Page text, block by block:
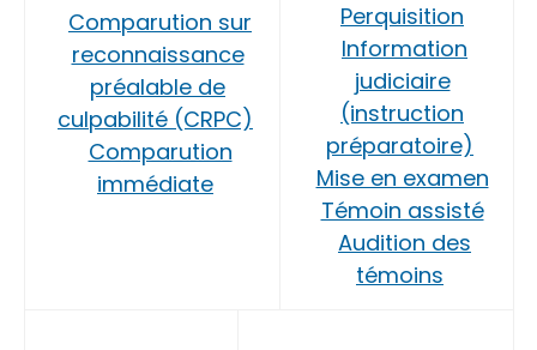
Comparution sur
reconnaissance
préalable de
culpabilité (CRPC)
Comparution
immédiate
Perquisition
Information
judiciaire
(instruction
préparatoire)
Mise en examen
Témoin assisté
Audition des
témoins